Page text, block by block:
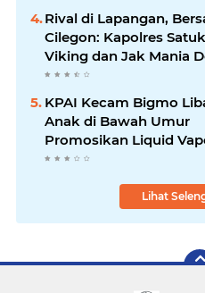
Jauh Membawa Manfaat
Rival di Lapangan,
Cilegon: Kapolres
Viking dan Jak Mania
Nobar Damai Piala
KPAI Kecam Bigmo
Anak di Bawah Umur
Promosikan Liquid
Aparat Bertindak Tegas
Lihat